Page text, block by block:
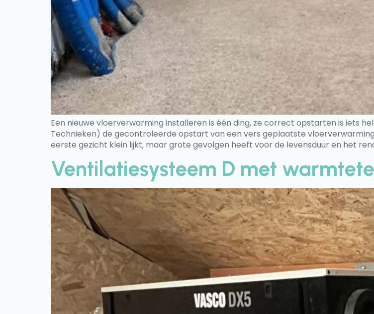
Een nieuwe vloerverwarming installeren is één ding, ze correct opstarten is iets
Technieken) de gecontroleerde opstart van een vers geplaatste
eerste gezicht klein lijkt, maar grote gevolgen heeft voor de levensduur en het
Ventilatiesysteem D met